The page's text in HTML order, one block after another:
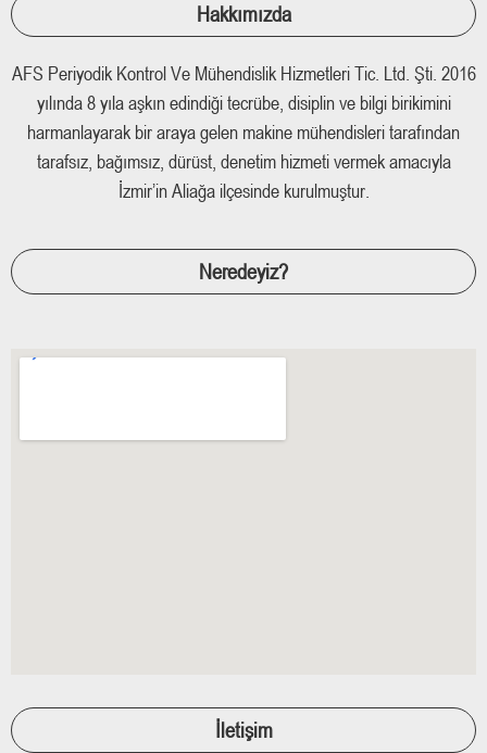
Hakkımızda
AFS Periyodik Kontrol Ve Mühendislik Hizmetleri Tic. Ltd. Şti. 2016
yılında 8 yıla aşkın edindiği tecrübe, disiplin ve bilgi birikimini
harmanlayarak bir araya gelen makine mühendisleri tarafından
tarafsız, bağımsız, dürüst, denetim hizmeti vermek amacıyla
İzmir’in Aliağa ilçesinde kurulmuştur.
Neredeyiz?
İletişim